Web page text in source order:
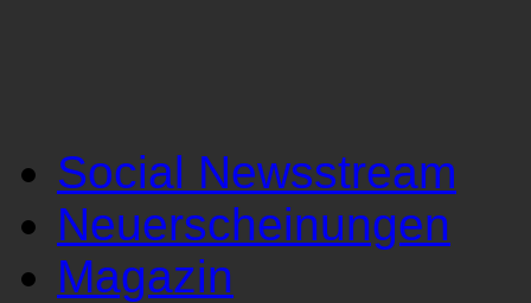
Social Newsstream
Neuerscheinungen
Magazin